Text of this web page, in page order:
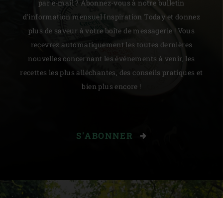
par e-mail ? Abonnez-vous à notre bulletin
d'information mensuel Inspiration Today et donnez
plus de saveur à votre boîte de messagerie ! Vous
recevrez automatiquement les toutes dernières
nouvelles concernant les événements à venir, les
recettes les plus alléchantes, des conseils pratiques et
bien plus encore !
S'ABONNER